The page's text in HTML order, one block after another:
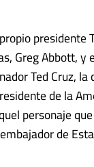
presidente
Greg Abbott, y
Ted Cruz, la
de la
personaje
de